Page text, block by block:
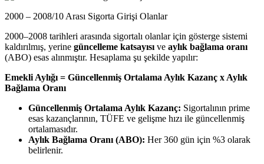
2000 – 2008/10 Arası Sigorta Girişi Olanlar
2000–2008 tarihleri arasında sigortalı olanlar için gösterge sistemi
kaldırılmış, yerine güncelleme katsayısı ve aylık bağlama oranı
(ABO) esas alınmıştır. Hesaplama şu şekilde yapılır:
Emekli Aylığı = Güncellenmiş Ortalama Aylık Kazanç x Aylık
Bağlama Oranı
Güncellenmiş Ortalama Aylık Kazanç: Sigortalının prime
esas kazançlarının, TÜFE ve gelişme hızı ile güncellenmiş
ortalamasıdır.
Aylık Bağlama Oranı (ABO): Her 360 gün için %3 olarak
belirlenir.